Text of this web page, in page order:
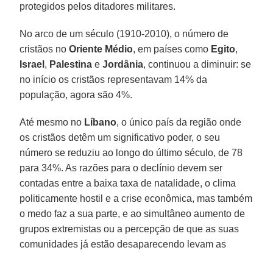
protegidos pelos ditadores militares.
No arco de um século (1910-2010), o número de
cristãos noOriente Médio, em países como Egito,
Israel , Palestina eJordânia, continuou a diminuir: se
no início os cristãos representavam 14% da
população, agora são 4%.
Até mesmo no Líbano, o único país da região onde
os cristãos detêm um significativo poder, o seu
número se reduziu ao longo do último século, de 78
para 34%. As razões para o declínio devem ser
contadas entre a baixa taxa de natalidade, o clima
politicamente hostil e a crise econômica, mas também
o medo faz a sua parte, e ao simultâneo aumento de
grupos extremistas ou a percepção de que as suas
comunidades já estão desaparecendo levam as